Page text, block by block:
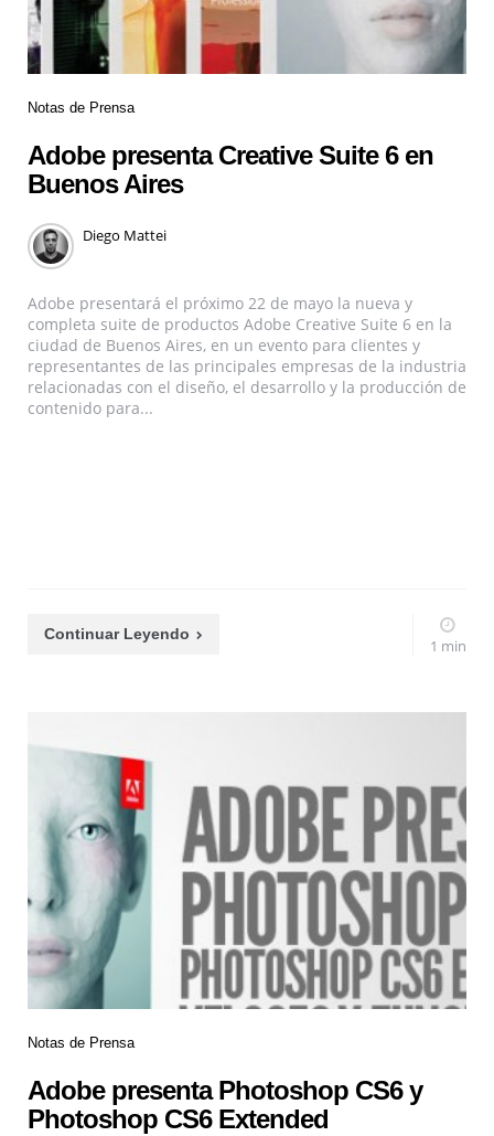
Notas de Prensa
Adobe presenta Creative Suite 6 en
Buenos Aires
Diego Mattei
Adobe presentará el próximo 22 de mayo la nueva y
completa suite de productos Adobe Creative Suite 6 en la
ciudad de Buenos Aires, en un evento para clientes y
representantes de las principales empresas de la industria
relacionadas con el diseño, el desarrollo y la producción de
contenido para...
Continuar Leyendo
1 min
Notas de Prensa
Adobe presenta Photoshop CS6 y
Photoshop CS6 Extended